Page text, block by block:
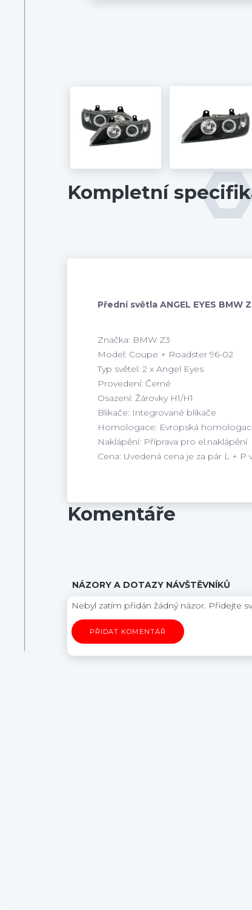
Kompletní
Přední světla ANGEL EYES BMW
Značka: BMW Z3
Model: Coupe + Roadster 96-02
Typ světel: 2 x Angel Eyes
Provedení: Černé
Osazení: Žárovky H1/H1
Blikače: Integrované blikače
Homologace: Evropská
Naklápění: Příprava pro el.naklápění
Cena: Uvedená cena je za pár L + P
Komentáře
NÁZORY A DOTAZY NÁVŠTĚVNÍKŮ
Nebyl zatím přidán žádný názor. Přidejte
PŘIDAT KOMENTÁŘ